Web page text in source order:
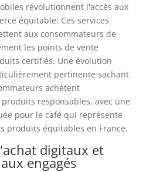
révolutionnent l'accès aux
équitable. Ces services
aux consommateurs de
les points de vente
certifiés. Une évolution
pertinente sachant
achètent
responsables, avec une
pour le café qui représente
produits équitables en France.
digitaux et
engagés